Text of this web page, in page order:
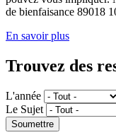
de bienfaisance 89018
En savoir plus
Trouvez des
L'année
Le Sujet